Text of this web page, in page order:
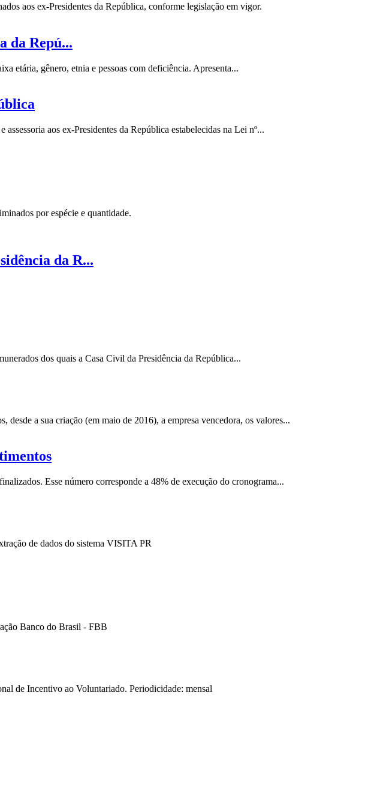
aos ex-Presidentes da República, conforme legislação em vigor.
da Repú...
etária, gênero, etnia e pessoas com deficiência. Apresenta...
aos ex-Presidentes da República estabelecidas na Lei nº...
por espécie e quantidade.
da R...
dos quais a Casa Civil da Presidência da República...
a sua criação (em maio de 2016), a empresa vencedora, os valores...
Esse número corresponde a 48% de execução do cronograma...
de dados do sistema VISITA PR
Banco do Brasil - FBB
de Incentivo ao Voluntariado. Periodicidade: mensal